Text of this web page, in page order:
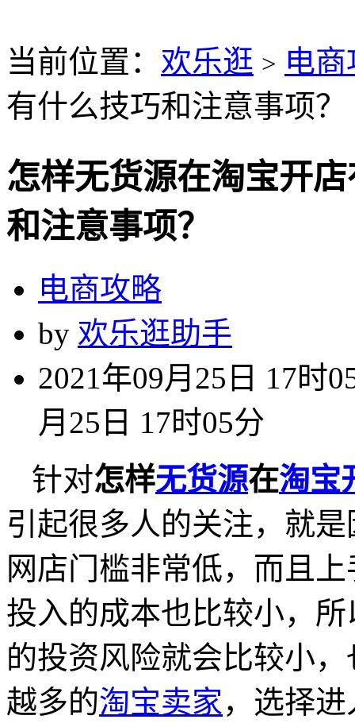
当前位置： 欢乐逛 > 电
有什么技巧和注意事项？
怎样无货源在淘宝开
和注意事项？
电商攻略
by 欢乐逛助手
2021年09月25日 17时
月25日 17时05分
针对怎样无货源在淘宝
引起很多人的关注，就
网店门槛非常低，而且
投入的成本也比较小，
的投资风险就会比较小
越多的淘宝卖家 ，选择